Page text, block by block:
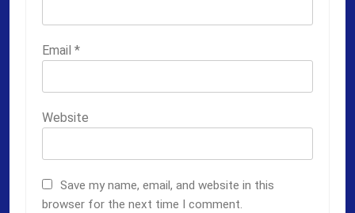
Email *
Website
Save my name, email, and website in this
browser for the next time I comment.